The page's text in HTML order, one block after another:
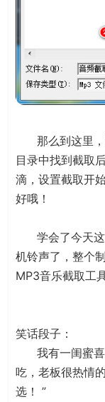
那么到这里，
目录中找到截取
滴，设置截取开
好哦！
学会了今天这
机铃声了，整个
MP3音乐截取工
笑话段子：
我有一闺蜜喜
吃，老板很热情
选！ ”